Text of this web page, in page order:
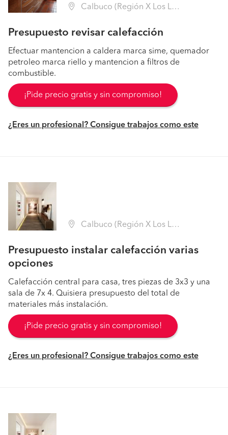
Calbuco (Región X Los Lagos - Llanquihue)
Presupuesto revisar calefacción
Efectuar mantencion a caldera marca sime, quemador
petroleo marca riello y mantencion a filtros de
combustible.
¡Pide precio gratis y sin compromiso!
¿Eres un profesional? Consigue trabajos como este
Calbuco (Región X Los Lagos - Llanquihue)
Presupuesto instalar calefacción varias
opciones
Calefacción central para casa, tres piezas de 3x3 y una
sala de 7x 4. Quisiera presupuesto del total de
materiales más instalación.
¡Pide precio gratis y sin compromiso!
¿Eres un profesional? Consigue trabajos como este